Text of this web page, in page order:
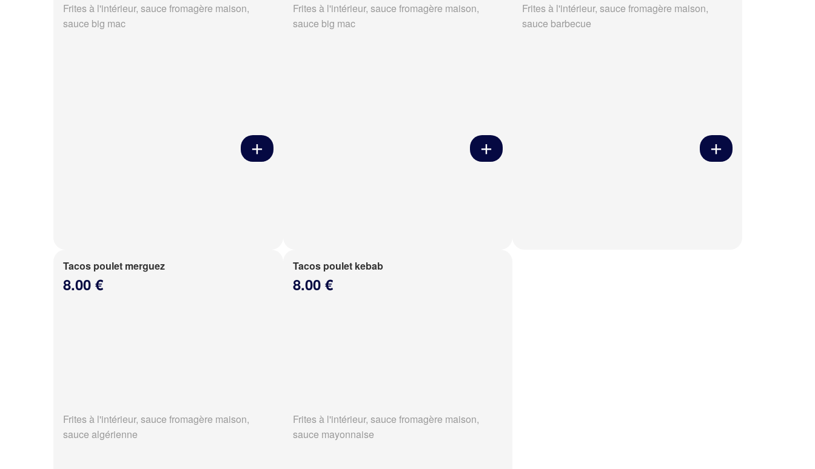
Frites à l'intérieur, sauce fromagère maison,
sauce big mac
Frites à l'intérieur, sauce fromagère maison,
sauce big mac
Frites à l'intérieur, sauce fromagère maison,
sauce barbecue
Tacos poulet merguez
8.00 €
Frites à l'intérieur, sauce fromagère maison,
sauce algérienne
Tacos poulet kebab
8.00 €
Frites à l'intérieur, sauce fromagère maison,
sauce mayonnaise